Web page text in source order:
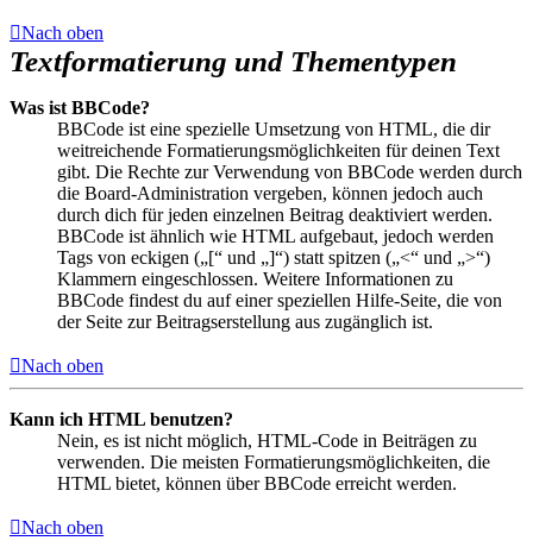
Nach oben
Textformatierung und Thementypen
Was ist BBCode?
BBCode ist eine spezielle Umsetzung von HTML, die dir
weitreichende Formatierungsmöglichkeiten für deinen Text
gibt. Die Rechte zur Verwendung von BBCode werden durch
die Board-Administration vergeben, können jedoch auch
durch dich für jeden einzelnen Beitrag deaktiviert werden.
BBCode ist ähnlich wie HTML aufgebaut, jedoch werden
Tags von eckigen („[“ und „]“) statt spitzen („<“ und „>“)
Klammern eingeschlossen. Weitere Informationen zu
BBCode findest du auf einer speziellen Hilfe-Seite, die von
der Seite zur Beitragserstellung aus zugänglich ist.
Nach oben
Kann ich HTML benutzen?
Nein, es ist nicht möglich, HTML-Code in Beiträgen zu
verwenden. Die meisten Formatierungsmöglichkeiten, die
HTML bietet, können über BBCode erreicht werden.
Nach oben